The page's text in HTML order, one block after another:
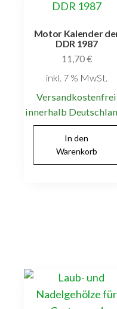
Motor Kalender
DDR 1987
11,70€
inkl. 7 % MwSt.
Versandkostenfrei
innerhalb
In den
Warenkorb